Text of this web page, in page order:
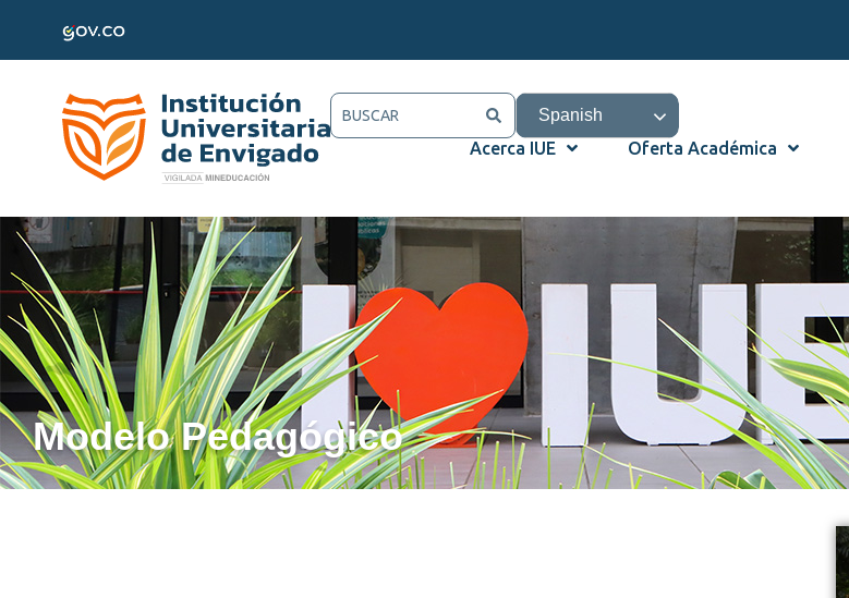
Spanish
Acerca IUE Oferta Académica
Modelo Pedagógico